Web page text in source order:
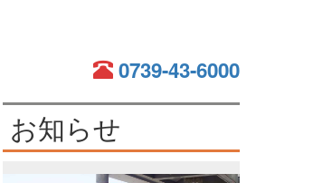
0739-43-6000
お知らせ